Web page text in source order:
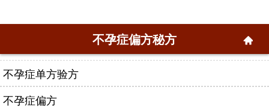
不孕症偏方秘方
不孕症单方验方
不孕症偏方